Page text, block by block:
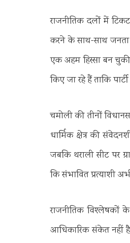
राजनीतिक दलों में
करने के साथ-साथ जनता
एक अहम हिस्सा बन
किए जा रहे हैं ताकि
चमोली की तीनों
धार्मिक क्षेत्र की
जबकि थराली सीट पर
कि संभावित प्रत्याशी
राजनीतिक विश्लेषकों
आधिकारिक संकेत नहीं